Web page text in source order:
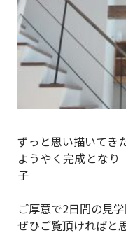
ずっと思い描いてき
ようやく完成とな
子
ご厚意で2日間の見
ぜひご覧頂ければと